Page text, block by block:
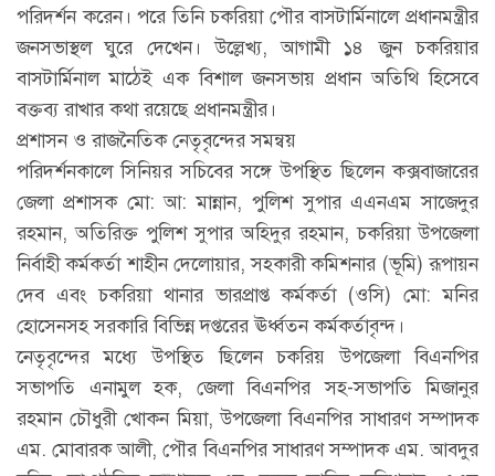
পরিদর্শন করেন। পরে তিনি চকরিয়া পৌর বাসটার্মিনালে প্রধানমন্ত্রীর
জনসভাস্থল ঘুরে দেখেন। উল্লেখ্য, আগামী ১৪ জুন চকরিয়ার
বাসটার্মিনাল মাঠেই এক বিশাল জনসভায় প্রধান অতিথি হিসেবে
বক্তব্য রাখার কথা রয়েছে প্রধানমন্ত্রীর।
​প্রশাসন ও রাজনৈতিক নেতৃবৃন্দের সমন্বয়
পরিদর্শনকালে সিনিয়র সচিবের সঙ্গে উপস্থিত ছিলেন কক্সবাজারের
জেলা প্রশাসক মো: আ: মান্নান, পুলিশ সুপার এএনএম সাজেদুর
রহমান, অতিরিক্ত পুলিশ সুপার অহিদুর রহমান, চকরিয়া উপজেলা
নির্বাহী কর্মকর্তা শাহীন দেলোয়ার, সহকারী কমিশনার (ভূমি) রূপায়ন
দেব এবং চকরিয়া থানার ভারপ্রাপ্ত কর্মকর্তা (ওসি) মো: মনির
হোসেনসহ সরকারি বিভিন্ন দপ্তরের ঊর্ধ্বতন কর্মকর্তাবৃন্দ।
​নেতৃবৃন্দের মধ্যে উপস্থিত ছিলেন চকরিয় উপজেলা বিএনপির
সভাপতি এনামুল হক, জেলা বিএনপির সহ-সভাপতি মিজানুর
রহমান চৌধুরী খোকন মিয়া, উপজেলা বিএনপির সাধারণ সম্পাদক
এম. মোবারক আলী, পৌর বিএনপির সাধারণ সম্পাদক এম. আবদুর